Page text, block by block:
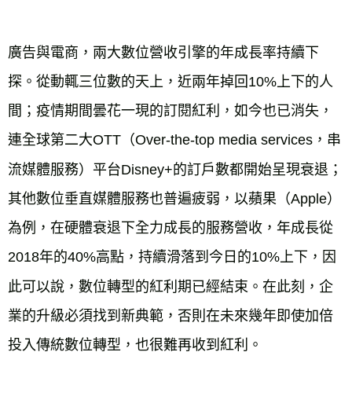
廣告與電商，兩大數位營收引擎的年成長率持續下
探。從動輒三位數的天上，近兩年掉回10%上下的人
間；疫情期間曇花一現的訂閱紅利，如今也已消失，
連全球第二大OTT（Over-the-top media services，串
流媒體服務）平台Disney+的訂戶數都開始呈現衰退；
其他數位垂直媒體服務也普遍疲弱，以蘋果（Apple）
為例，在硬體衰退下全力成長的服務營收，年成長從
2018年的40%高點，持續滑落到今日的10%上下，因
此可以說，數位轉型的紅利期已經結束。在此刻，企
業的升級必須找到新典範，否則在未來幾年即使加倍